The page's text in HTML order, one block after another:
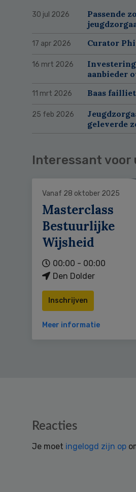
30 jul 2026
Passende
17 apr 2026 Curator
16 mrt 2026
aanbieder
11 mrt 2026 Baas
25 feb 2026
geleverde
Interessant voor
Vanaf 28 oktober 2025
Masterclass
Bestuurlijke
Wijsheid
00:00 - 00:00
Den Dolder
Inschrijven
Meer informatie
Reacties
Je moet ingelogd zijn op